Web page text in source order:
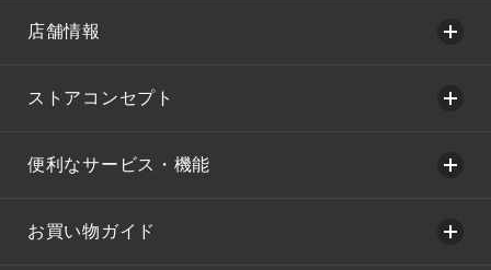
店舗情報
ストアコンセプト
便利なサービス・機能
お買い物ガイド